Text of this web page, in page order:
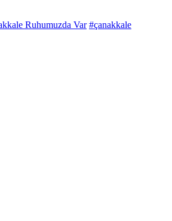
Ruhumuzda Var #çanakkale